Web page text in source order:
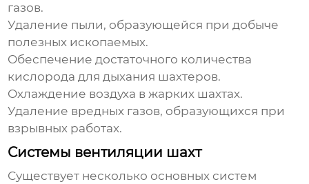
газов.
Удаление пыли, образующейся при добыче
полезных ископаемых.
Обеспечение достаточного количества
кислорода для дыхания шахтеров.
Охлаждение воздуха в жарких шахтах.
Удаление вредных газов, образующихся при
взрывных работах.
Системы вентиляции шахт
Существует несколько основных систем